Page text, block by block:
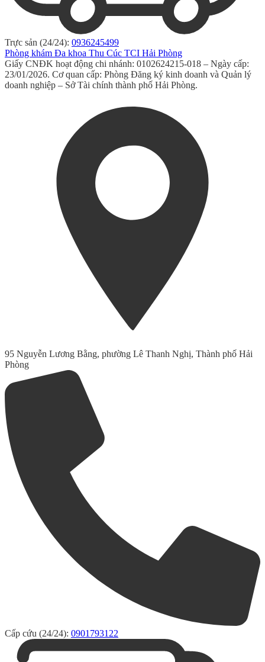
Trực sản (24/24): 0936245499
Phòng khám Đa khoa Thu Cúc TCI Hải Phòng
Giấy CNĐK hoạt động chi nhánh: 0102624215-018 – Ngày cấp:
23/01/2026. Cơ quan cấp: Phòng Đăng ký kinh doanh và Quản lý
doanh nghiệp – Sở Tài chính thành phố Hải Phòng.
95 Nguyễn Lương Bằng, phường Lê Thanh Nghị, Thành phố Hải
Phòng
Cấp cứu (24/24): 0901793122